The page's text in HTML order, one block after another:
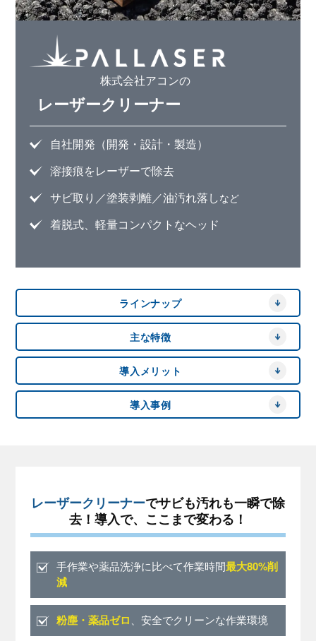
ショップ
株式会社アコンの
レーザークリーナー
自社開発（開発・設計・製造）
溶接痕をレーザーで除去
サビ取り／塗装剥離／油汚れ落しなど
着脱式、軽量コンパクトなヘッド
ラインナップ
主な特徴
導入メリット
導入事例
レーザークリーナーでサビも汚れも一瞬で除
去！ 導入で、ここまで変わる！
手作業や薬品洗浄に比べて作業時間最大80%削
減
粉塵・薬品ゼロ 、安全でクリーンな作業環境